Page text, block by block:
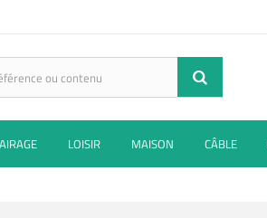
LOISIR MAISON CÂBLE